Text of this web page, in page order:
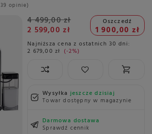
39 opinie
4 499,00 zł
2 599,00 zł
Oszczedź
1 900,00 zł
Najniższa cena z ostatnich 30 dni:
2 679,00 zł -2%
Wysyłkajeszcze dzisiaj
Towar dostępny w magazynie
Darmowa dostawa
Sprawdź cennik